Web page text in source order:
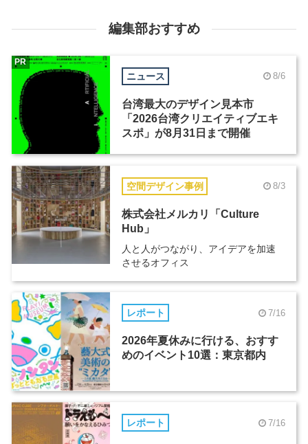
編集部おすすめ
ニュース 8/6
台湾最大のデザイン見本市
「2026台湾クリエイティブエキ
スポ」が8月31日まで開催
PR
空間デザイン事例 8/3
株式会社メルカリ「Culture
Hub」
人と人がつながり、アイデアを加速
させるオフィス
レポート 7/16
2026年夏休みに行ける、おすす
めのイベント10選：東京都内
レポート 7/16